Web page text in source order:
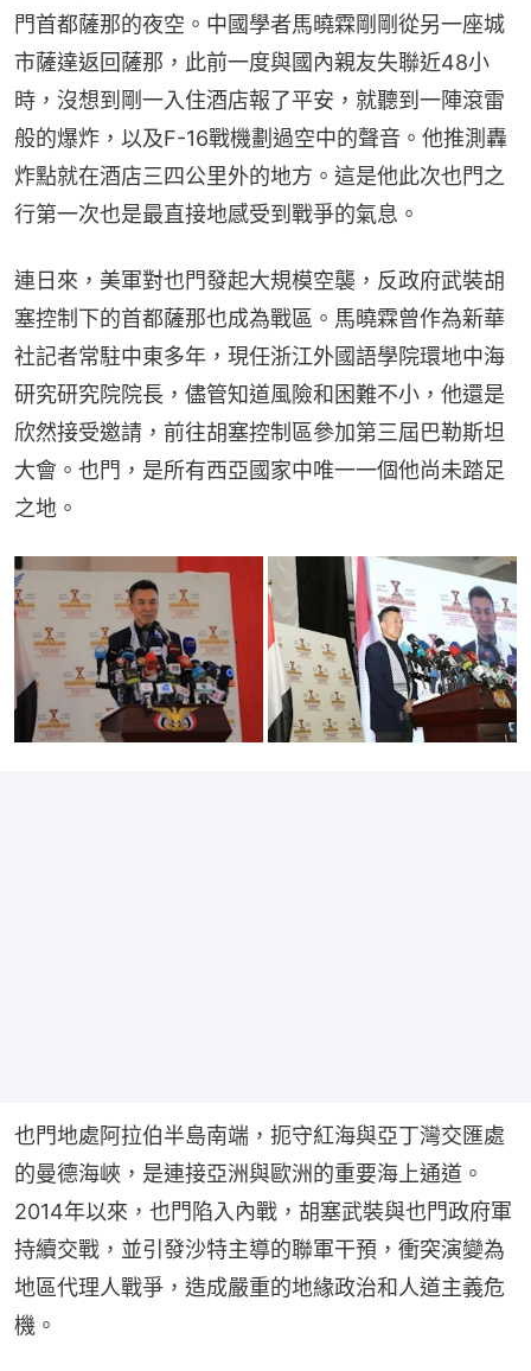
門首都薩那的夜空。中國學者馬曉霖剛剛從另一座城
市薩達返回薩那，此前一度與國內親友失聯近48小
時，沒想到剛一入住酒店報了平安，就聽到一陣滾雷
般的爆炸，以及F-16戰機劃過空中的聲音。他推測轟
炸點就在酒店三四公里外的地方。這是他此次也門之
行第一次也是最直接地感受到戰爭的氣息。
連日來，美軍對也門發起大規模空襲，反政府武裝胡
塞控制下的首都薩那也成為戰區。馬曉霖曾作為新華
社記者常駐中東多年，現任浙江外國語學院環地中海
研究研究院院長，儘管知道風險和困難不小，他還是
欣然接受邀請，前往胡塞控制區參加第三屆巴勒斯坦
大會。也門，是所有西亞國家中唯一一個他尚未踏足
之地。
也門地處阿拉伯半島南端，扼守紅海與亞丁灣交匯處
的曼德海峽，是連接亞洲與歐洲的重要海上通道。
2014年以來，也門陷入內戰，胡塞武裝與也門政府軍
持續交戰，並引發沙特主導的聯軍干預，衝突演變為
地區代理人戰爭，造成嚴重的地緣政治和人道主義危
機。